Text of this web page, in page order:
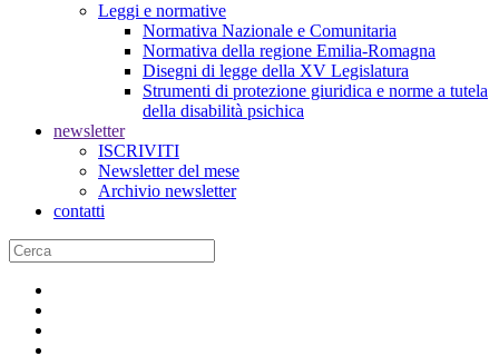
Leggi e normative
Normativa Nazionale e Comunitaria
Normativa della regione Emilia-Romagna
Disegni di legge della XV Legislatura
Strumenti di protezione giuridica e norme a tutela
della disabilità psichica
newsletter
ISCRIVITI
Newsletter del mese
Archivio newsletter
contatti